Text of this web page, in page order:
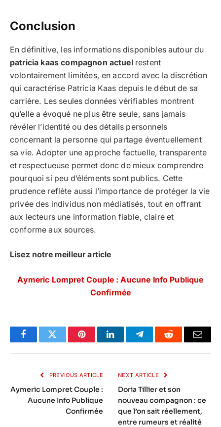
Conclusion
En définitive, les informations disponibles autour du
patricia kaas compagnon actuelrestent
volontairement limitées, en accord avec la discrétion
qui caractérise Patricia Kaas depuis le début de sa
carrière. Les seules données vérifiables montrent
qu’elle a évoqué ne plus être seule, sans jamais
révéler l’identité ou des détails personnels
concernant la personne qui partage éventuellement
sa vie. Adopter une approche factuelle, transparente
et respectueuse permet donc de mieux comprendre
pourquoi si peu d’éléments sont publics. Cette
prudence reflète aussi l’importance de protéger la vie
privée des individus non médiatisés, tout en offrant
aux lecteurs une information fiable, claire et
conforme aux sources.
Lisez notre meilleur article
Aymeric Lompret Couple : Aucune Info Publique
Confirmée
FacebookTwitter PinterestLinkedInTelegramReddit Email
PREVIOUS ARTICLE
Aymeric Lompret Couple :
Aucune Info Publique
Confirmée
NEXT ARTICLE
Doria Tillier et son
nouveau compagnon : ce
que l’on sait réellement,
entre rumeurs et réalité